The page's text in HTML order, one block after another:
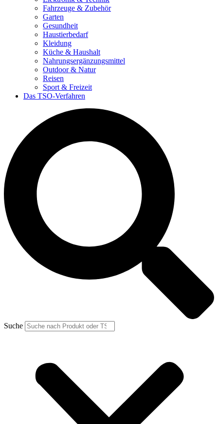
Fahrzeuge & Zubehör
Garten
Gesundheit
Haustierbedarf
Kleidung
Küche & Haushalt
Nahrungsergänzungsmittel
Outdoor & Natur
Reisen
Sport & Freizeit
Das TSO-Verfahren
Suche